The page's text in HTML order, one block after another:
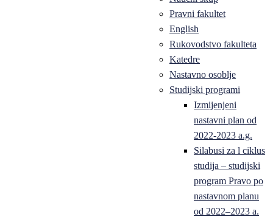
Pravni fakultet
English
Rukovodstvo fakulteta
Katedre
Nastavno osoblje
Studijski programi
Izmijenjeni
nastavni plan od
2022-2023 a.g.
Silabusi za l ciklus
studija – studijski
program Pravo po
nastavnom planu
od 2022–2023 a.